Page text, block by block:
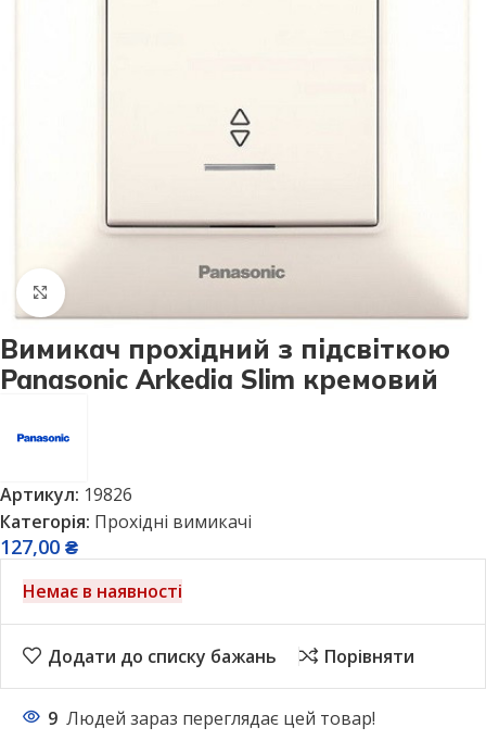
Натисніть, щоб збільшити
Вимикач прохідний з підсвіткою
Panasonic Arkedia Slim кремовий
Артикул: 19826
Категорія: Прохідні вимикачі
127,00 ₴
Немає в наявності
Додати до списку бажань Порівняти
9 Людей зараз переглядає цей товар!